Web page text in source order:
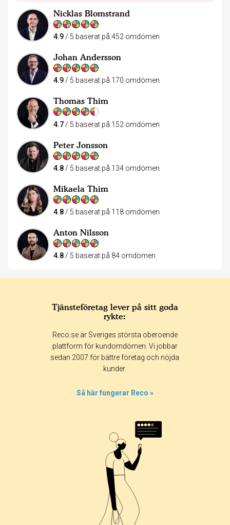
Nicklas Blomstrand
4.9 / 5 baserat på 452 omdömen
Johan Andersson
4.9/ 5 baserat på 170 omdömen
Thomas Thim
4.7 / 5 baserat på 152 omdömen
Peter Jonsson
4.8 / 5 baserat på 134 omdömen
Mikaela Thim
4.8 / 5 baserat på 118 omdömen
Anton Nilsson
4.8/ 5 baserat på 84 omdömen
Tjänsteföretag lever på sitt goda
rykte:
Reco.se är Sveriges största oberoende
plattform för kundomdömen. Vi jobbar
sedan 2007 för bättre företag och nöjda
kunder.
Så här fungerar Reco »